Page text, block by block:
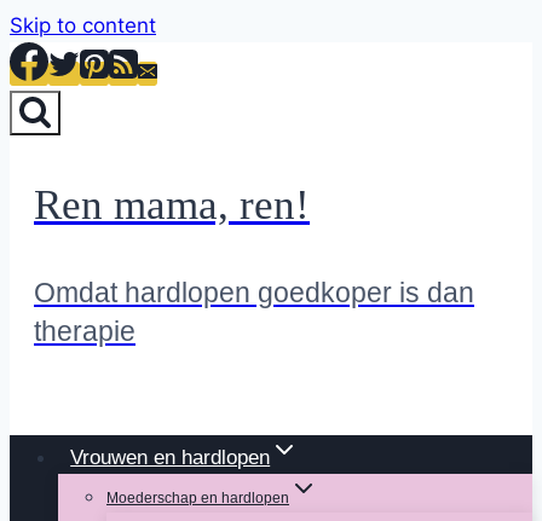
Skip to content
Ren mama, ren!
Omdat hardlopen goedkoper is dan
therapie
Vrouwen en hardlopen
Moederschap en hardlopen